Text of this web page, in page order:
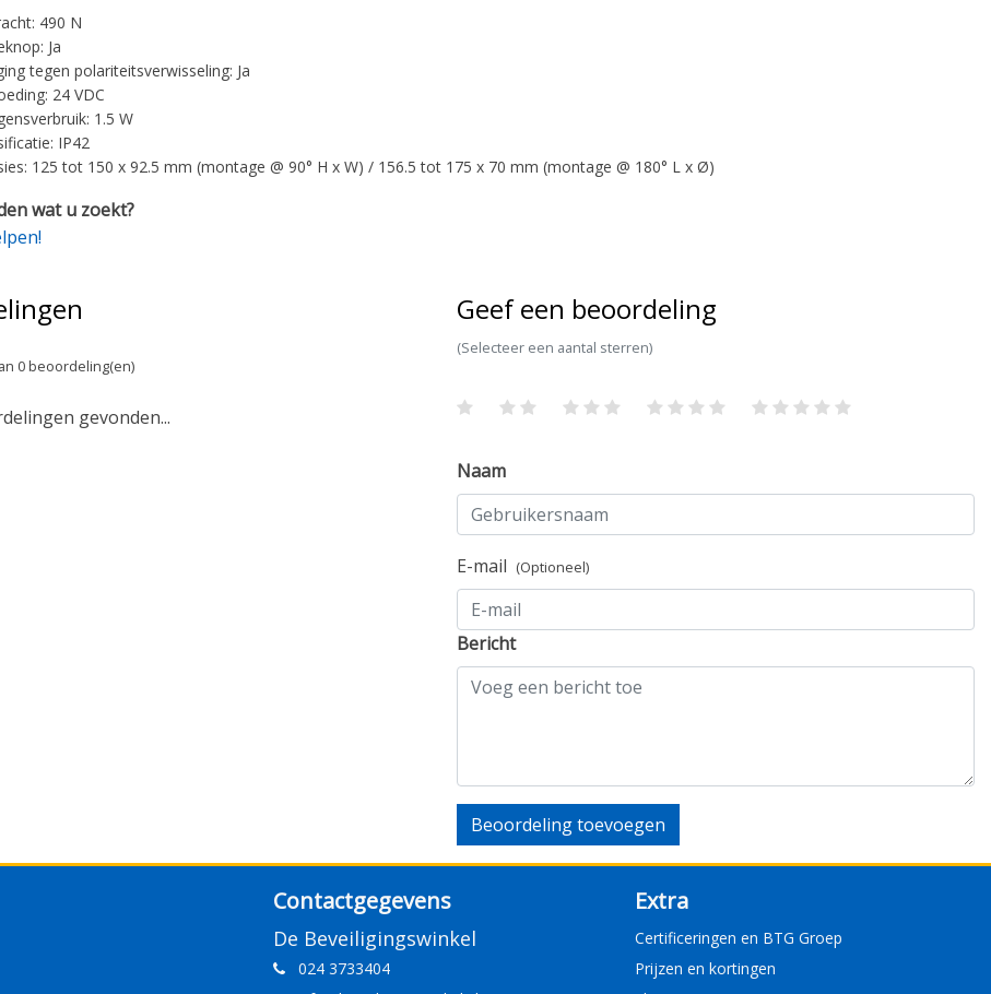
490 N
Ja
tegen polariteitsverwisseling: Ja
24 VDC
1.5 W
IP42
125 tot 150 x 92.5 mm (montage @ 90° H x W) / 156.5 tot 175 x 70 mm (montage @ 180° L x Ø)
wat u zoekt?
0 beoordeling(en)
gevonden...
Geef een beoordeling
(Selecteer een aantal sterren)
Naam
E-mail (Optioneel)
Bericht
Beoordeling toevoegen
Contactgegevens
De Beveiligingswinkel
024 3733404
Extra
Certificeringen en BTG Groep
Prijzen en kortingen